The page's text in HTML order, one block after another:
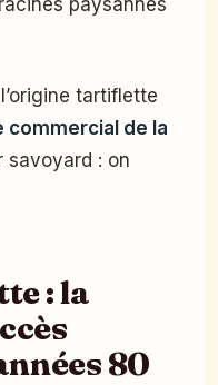
paysannes
tartiflette
commercial de la
savoyard : on
: la
80